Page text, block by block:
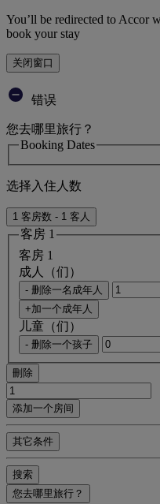
You’ll be redirected to Accor
book your stay
关闭窗口
错误
您去哪里旅行？
Booking Dates
选择入住人数
1 客房数 - 1 客人
客房 1
客房 1
成人（们）
- 删除一名成年人
+加一个成年人
儿童（们）
- 删除一个孩子
刪除
添加一个房间
其它条件
搜索
您去哪里旅行？